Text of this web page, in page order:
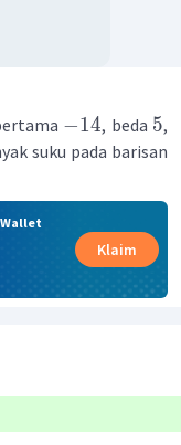
−14, beda 5,
suku pada barisan
Klaim